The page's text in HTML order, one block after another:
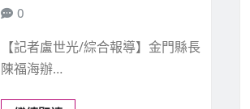
0
【記者盧世光/綜合報導】金門縣長
陳福海辦…